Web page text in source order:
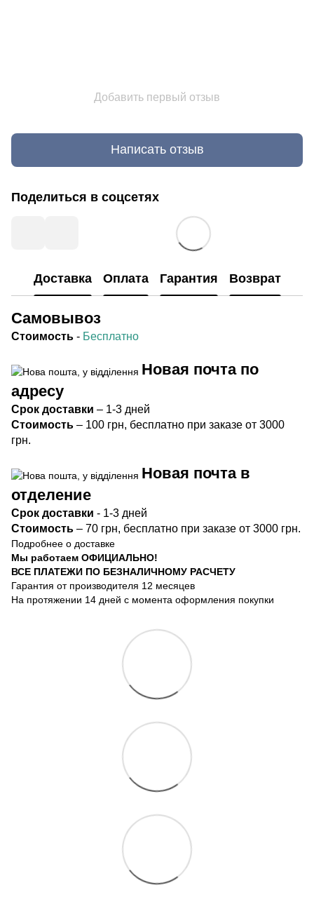
Добавить первый отзыв
Написать отзыв
Поделиться в соцсетях
Доставка Оплата Гарантия Возврат
Самовывоз
Стоимость - Бесплатно
Новая почта по
адресу
Срок доставки – 1-3 дней
Стоимость – 100 грн, бесплатно при заказе от 3000
грн.
Новая почта в
отделение
Срок доставки - 1-3 дней
Стоимость – 70 грн, бесплатно при заказе от 3000 грн.
Подробнее о доставке
Мы работаем ОФИЦИАЛЬНО!
ВСЕ ПЛАТЕЖИ ПО БЕЗНАЛИЧНОМУ РАСЧЕТУ
Гарантия от производителя 12 месяцев
На протяжении 14 дней с момента оформления покупки